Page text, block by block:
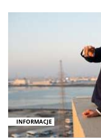
INFORMACJE